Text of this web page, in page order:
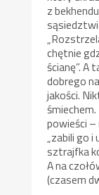
z
chętnie
ścianę”. A
dobrego
jakości.
powieści
„zabili go i
sztrajfka
A na
(czasem